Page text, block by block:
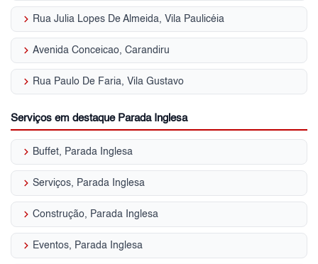
keyboard_arrow_right Rua Julia Lopes De Almeida, Vila Paulicéia
keyboard_arrow_right Avenida Conceicao, Carandiru
keyboard_arrow_right Rua Paulo De Faria, Vila Gustavo
Serviços em destaque Parada Inglesa
keyboard_arrow_right Buffet, Parada Inglesa
keyboard_arrow_right Serviços, Parada Inglesa
keyboard_arrow_right Construção, Parada Inglesa
keyboard_arrow_right Eventos, Parada Inglesa